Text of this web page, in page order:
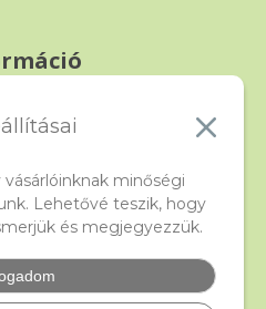
minőségi
Lehetővé teszik, hogy
és megjegyezzük.
és visszáru
kérdések